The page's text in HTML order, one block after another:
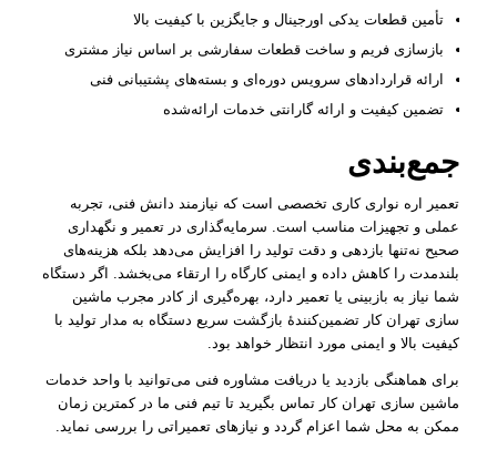
تأمین قطعات یدکی اورجینال و جایگزین با کیفیت بالا
بازسازی فریم و ساخت قطعات سفارشی بر اساس نیاز مشتری
ارائه قراردادهای سرویس دوره‌ای و بسته‌های پشتیبانی فنی
تضمین کیفیت و ارائه گارانتی خدمات ارائه‌شده
جمع‌بندی
تعمیر اره نواری کاری تخصصی است که نیازمند دانش فنی، تجربه
عملی و تجهیزات مناسب است. سرمایه‌گذاری در تعمیر و نگهداری
صحیح نه‌تنها بازدهی و دقت تولید را افزایش می‌دهد بلکه هزینه‌های
بلندمدت را کاهش داده و ایمنی کارگاه را ارتقاء می‌بخشد. اگر دستگاه
شما نیاز به بازبینی یا تعمیر دارد، بهره‌گیری از کادر مجرب ماشین
سازی تهران کار تضمین‌کنندهٔ بازگشت سریع دستگاه به مدار تولید با
کیفیت بالا و ایمنی مورد انتظار خواهد بود.
برای هماهنگی بازدید یا دریافت مشاوره فنی می‌توانید با واحد خدمات
ماشین سازی تهران کار تماس بگیرید تا تیم فنی ما در کمترین زمان
ممکن به محل شما اعزام گردد و نیازهای تعمیراتی را بررسی نماید.